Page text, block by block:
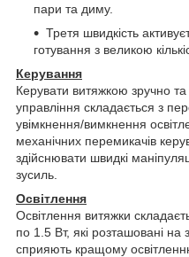
пари та диму.
Третя швидкість
готування з великою
Керування
Керувати витяжкою зручно
управління складається з
увімкнення/вимкнення
механічних перемикачів
здійснювати швидкі
зусиль.
Освітлення
Освітлення витяжки
по 1.5 Вт, які розташовані на
сприяють кращому